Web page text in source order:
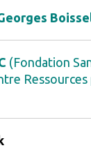
(Fondation